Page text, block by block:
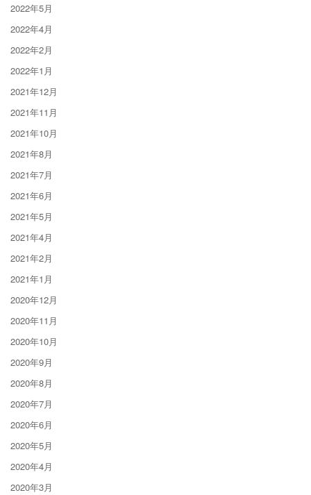
2022年5月
2022年4月
2022年2月
2022年1月
2021年12月
2021年11月
2021年10月
2021年8月
2021年7月
2021年6月
2021年5月
2021年4月
2021年2月
2021年1月
2020年12月
2020年11月
2020年10月
2020年9月
2020年8月
2020年7月
2020年6月
2020年5月
2020年4月
2020年3月